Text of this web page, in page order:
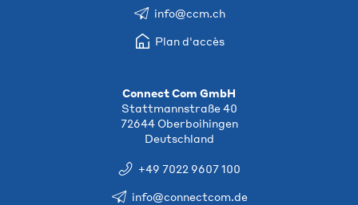
info@ccm.ch
Plan d'accès
Connect Com GmbH
Stattmannstraße 40
72644 Oberboihingen
Deutschland
+49 7022 9607 100
info@connectcom.de